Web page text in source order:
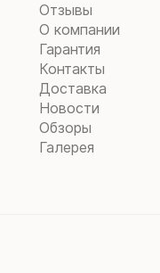
Отзывы
О компании
Гарантия
Контакты
Доставка
Новости
Обзоры
Галерея